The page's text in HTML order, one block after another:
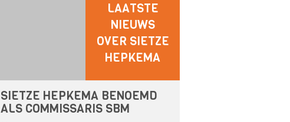
LAATSTE
NIEUWS
OVER SIETZE
HEPKEMA
SIETZE HEPKEMA BENOEMD
ALS COMMISSARIS SBM